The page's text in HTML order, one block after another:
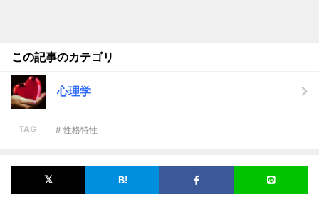
この記事のカテゴリ
心理学
TAG # 性格特性